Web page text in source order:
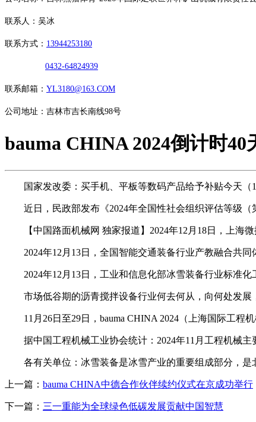
联系人：吴冰
联系方式： 13944253180
0432-64824939
联系邮箱： YL3180@163.COM
公司地址：吉林市吉长南线98号
bauma CHINA 2024倒计时
国家发改委：买手机、平板等数码产品给予补贴今天（1
近日，民政部发布《2024年全国性社会组织评估等级（
【中国路面机械网 独家报道】2024年12月18日，上海微
2024年12月13日，全国智能交通装备行业产教融合共同
2024年12月13日，工业和信息化部冰雪装备行业标准化
市场低谷期的沥青搅拌设备行业何去何从，向何处发展
11月26日至29日，bauma CHINA 2024（上海国际工程
据中国工程机械工业协会统计：2024年11月工程机械主
各有关单位：冰雪装备是冰雪产业的重要组成部分，是
上一篇： bauma CHINA中德合作伙伴续约仪式在京成功举行
下一篇： 三一重能为全球绿色低碳发展贡献中国智慧